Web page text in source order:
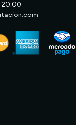
20:00